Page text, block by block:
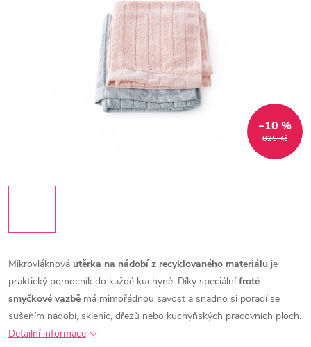
825 Kč
–10 %
Mikrovláknová utěrka na nádobí z recyklovaného materiálu je
praktický pomocník do každé kuchyně. Díky speciálnífroté
smyčkové vazbě má mimořádnou savost a snadno si poradí se
sušením nádobí, sklenic, dřezů nebo kuchyňských pracovních ploch.
Detailní informace